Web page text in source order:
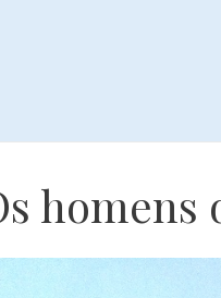
homens